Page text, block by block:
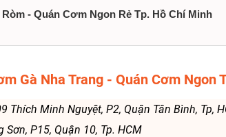
Ròm - Quán Cơm Ngon Rẻ Tp. Hồ Chí Minh
Gà Nha Trang - Quán Cơm Ngon
Thích Minh Nguyệt, P2, Quận Tân Bình, Tp,
Sơn, P15, Quận 10, Tp. HCM